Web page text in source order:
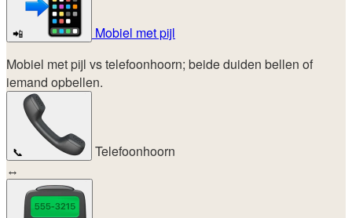
📲
Mobiel met pijl
Mobiel met pijl vs telefoonhoorn; beide duiden bellen of
iemand opbellen.
📞
Telefoonhoorn
↔